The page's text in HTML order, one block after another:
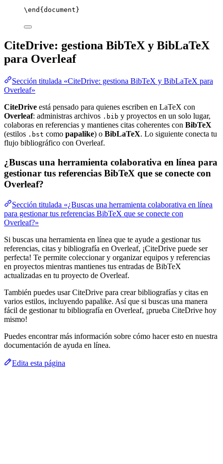
\end { document }
CiteDrive: gestiona BibTeX y BibLaTeX
para Overleaf
Sección titulada «CiteDrive: gestiona BibTeX y BibLaTeX para
Overleaf»
CiteDrive está pensado para quienes escriben en LaTeX con
Overleaf: administras archivos .bib y proyectos en un solo lugar,
colaboras en referencias y mantienes citas coherentes con BibTeX
(estilos .bst como papalike) o BibLaTeX. Lo siguiente conecta tu
flujo bibliográfico con Overleaf.
¿Buscas una herramienta colaborativa en línea para
gestionar tus referencias BibTeX que se conecte con
Overleaf?
Sección titulada «¿Buscas una herramienta colaborativa en línea
para gestionar tus referencias BibTeX que se conecte con
Overleaf?»
Si buscas una herramienta en línea que te ayude a gestionar tus
referencias, citas y bibliografía en Overleaf, ¡CiteDrive puede ser
perfecta! Te permite coleccionar y organizar equipos y referencias
en proyectos mientras mantienes tus entradas de BibTeX
actualizadas en tu proyecto de Overleaf.
También puedes usar CiteDrive para crear bibliografías y citas en
varios estilos, incluyendo papalike. Así que si buscas una manera
fácil de gestionar tu bibliografía en Overleaf, ¡prueba CiteDrive hoy
mismo!
Puedes encontrar más información sobre cómo hacer esto en nuestra
documentación de ayuda en línea.
Edita esta página